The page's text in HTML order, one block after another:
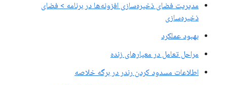
مدیریت فضای ذخیره‌سازی افزونه‌ها در برنامه > فضای
ذخیره‌سازی
بهبود عملکرد
مراحل تعامل در معیارهای زنده
اطلاعات مسدود کردن رندر در برگه خلاصه